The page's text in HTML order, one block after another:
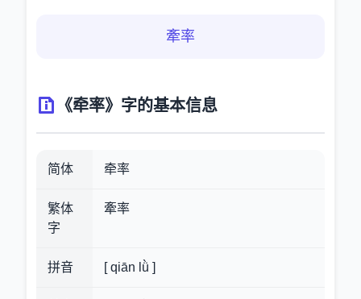
牽率
《牵率》字的基本信息
简体 牵率
繁体
字
牽率
拼音 [ qiān lǜ ]